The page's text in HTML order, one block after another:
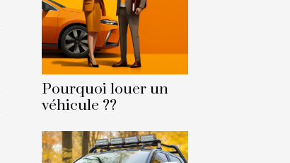
Pourquoi louer un
véhicule ??